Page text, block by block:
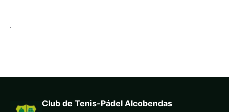
Club de Tenis-Pádel Alcobendas